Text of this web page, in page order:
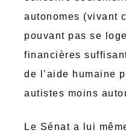
autonomes (vivant
pouvant pas se
financières
de l’aide humaine
autistes moins
Le Sénat a lui